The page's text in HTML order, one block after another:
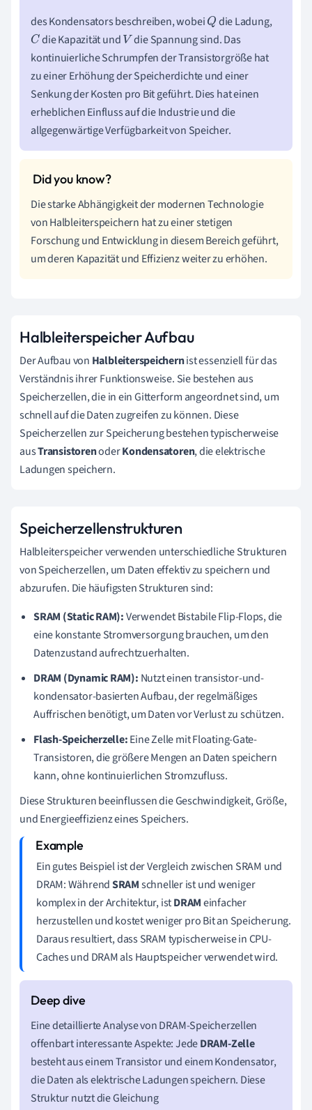
des Kondensators beschreiben, wobeiQ die Ladung,
C die Kapazität und V die Spannung sind. Das
kontinuierliche Schrumpfen der Transistorgröße hat
zu einer Erhöhung der Speicherdichte und einer
Senkung der Kosten pro Bit geführt. Dies hat einen
erheblichen Einfluss auf die Industrie und die
allgegenwärtige Verfügbarkeit von Speicher.
Die starke Abhängigkeit der modernen Technologie
von Halbleiterspeichern hat zu einer stetigen
Forschung und Entwicklung in diesem Bereich geführt,
um deren Kapazität und Effizienz weiter zu erhöhen.
Halbleiterspeicher Aufbau
Der Aufbau von Halbleiterspeichernist essenziell für das
Verständnis ihrer Funktionsweise. Sie bestehen aus
Speicherzellen, die in ein Gitterform angeordnet sind, um
schnell auf die Daten zugreifen zu können. Diese
Speicherzellen zur Speicherung bestehen typischerweise
ausTransistorenoderKondensatoren, die elektrische
Ladungen speichern.
Speicherzellenstrukturen
Halbleiterspeicher verwenden unterschiedliche Strukturen
von Speicherzellen, um Daten effektiv zu speichern und
abzurufen. Die häufigsten Strukturen sind:
SRAM (Static RAM):Verwendet Bistabile Flip-Flops, die
eine konstante Stromversorgung brauchen, um den
Datenzustand aufrechtzuerhalten.
DRAM (Dynamic RAM): Nutzt einen transistor-und-
kondensator-basierten Aufbau, der regelmäßiges
Auffrischen benötigt, um Daten vor Verlust zu schützen.
Flash-Speicherzelle:Eine Zelle mit Floating-Gate-
Transistoren, die größere Mengen an Daten speichern
kann, ohne kontinuierlichen Stromzufluss.
Diese Strukturen beeinflussen die Geschwindigkeit, Größe,
und Energieeffizienz eines Speichers.
Ein gutes Beispiel ist der Vergleich zwischen SRAM und
DRAM: WährendSRAMschneller ist und weniger
komplex in der Architektur, istDRAMeinfacher
herzustellen und kostet weniger pro Bit an Speicherung.
Daraus resultiert, dass SRAM typischerweise in CPU-
Caches und DRAM als Hauptspeicher verwendet wird.
Eine detaillierte Analyse von DRAM-Speicherzellen
offenbart interessante Aspekte: JedeDRAM-Zelle
besteht aus einem Transistor und einem Kondensator,
die Daten als elektrische Ladungen speichern. Diese
Struktur nutzt die Gleichung